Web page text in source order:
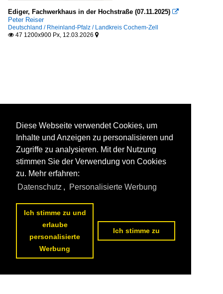
Ediger, Fachwerkhaus in der Hochstraße (07.11.2025) 
Peter Reiser
Deutschland / Rheinland-Pfalz / Landkreis Cochem-Zell
 47 1200x900 Px, 12.03.2026 
Diese Webseite verwendet Cookies, um
Inhalte und Anzeigen zu personalisieren und
Zugriffe zu analysieren. Mit der Nutzung
stimmen Sie der Verwendung von Cookies
zu. Mehr erfahren:
Datenschutz , Personalisierte Werbung
Ich stimme zu und
erlaube
personalisierte
Werbung
Ich stimme zu